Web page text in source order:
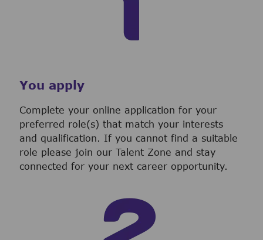
You apply
Complete your online application for your
preferred role(s) that match your interests
and qualification. If you cannot find a suitable
role please join our Talent Zone and stay
connected for your next career opportunity.